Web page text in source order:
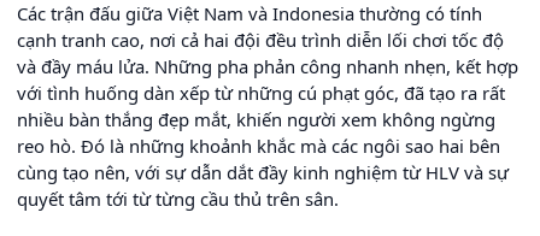
Các trận đấu giữa Việt Nam và Indonesia thường có tính
cạnh tranh cao, nơi cả hai đội đều trình diễn lối chơi tốc độ
và đầy máu lửa. Những pha phản công nhanh nhẹn, kết hợp
với tình huống dàn xếp từ những cú phạt góc, đã tạo ra rất
nhiều bàn thắng đẹp mắt, khiến người xem không ngừng
reo hò. Đó là những khoảnh khắc mà các ngôi sao hai bên
cùng tạo nên, với sự dẫn dắt đầy kinh nghiệm từ HLV và sự
quyết tâm tới từ từng cầu thủ trên sân.